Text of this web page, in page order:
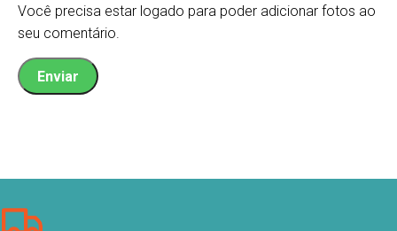
Você precisa estar logado para poder adicionar fotos ao
seu comentário.